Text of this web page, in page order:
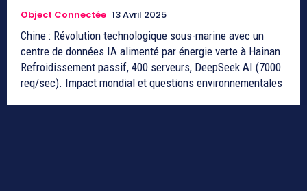
Object Connectée 13 Avril 2025
Chine : Révolution technologique sous-marine avec un
centre de données IA alimenté par énergie verte à Hainan.
Refroidissement passif, 400 serveurs, DeepSeek AI (7000
req/sec). Impact mondial et questions environnementales